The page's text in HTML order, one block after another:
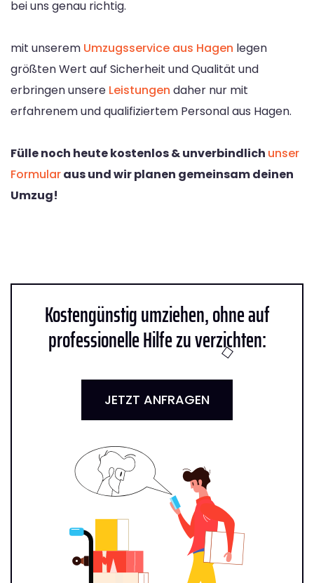
bei uns genau richtig.
mit unserem Umzugsservice aus Hagen legen
größten Wert auf Sicherheit und Qualität und
erbringen unsere Leistungen daher nur mit
erfahrenem und qualifiziertem Personal aus Hagen.
Fülle noch heute kostenlos & unverbindlich unser
Formularaus und wir planen gemeinsam deinen
Umzug!
Kostengünstig umziehen, ohne auf
professionelle Hilfe zu verzichten:
JETZT ANFRAGEN